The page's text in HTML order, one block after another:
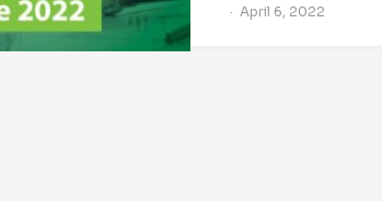
April 6, 2022